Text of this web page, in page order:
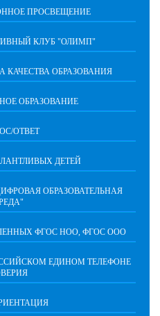
ПРОСВЕЩЕНИЕ
КЛУБ "ОЛИМП"
КАЧЕСТВА ОБРАЗОВАНИЯ
ОБРАЗОВАНИЕ
ОТВЕТ
ДЕТЕЙ
ОБРАЗОВАТЕЛЬНАЯ
ФГОС НОО, ФГОС ООО
ЕДИНОМ ТЕЛЕФОНЕ